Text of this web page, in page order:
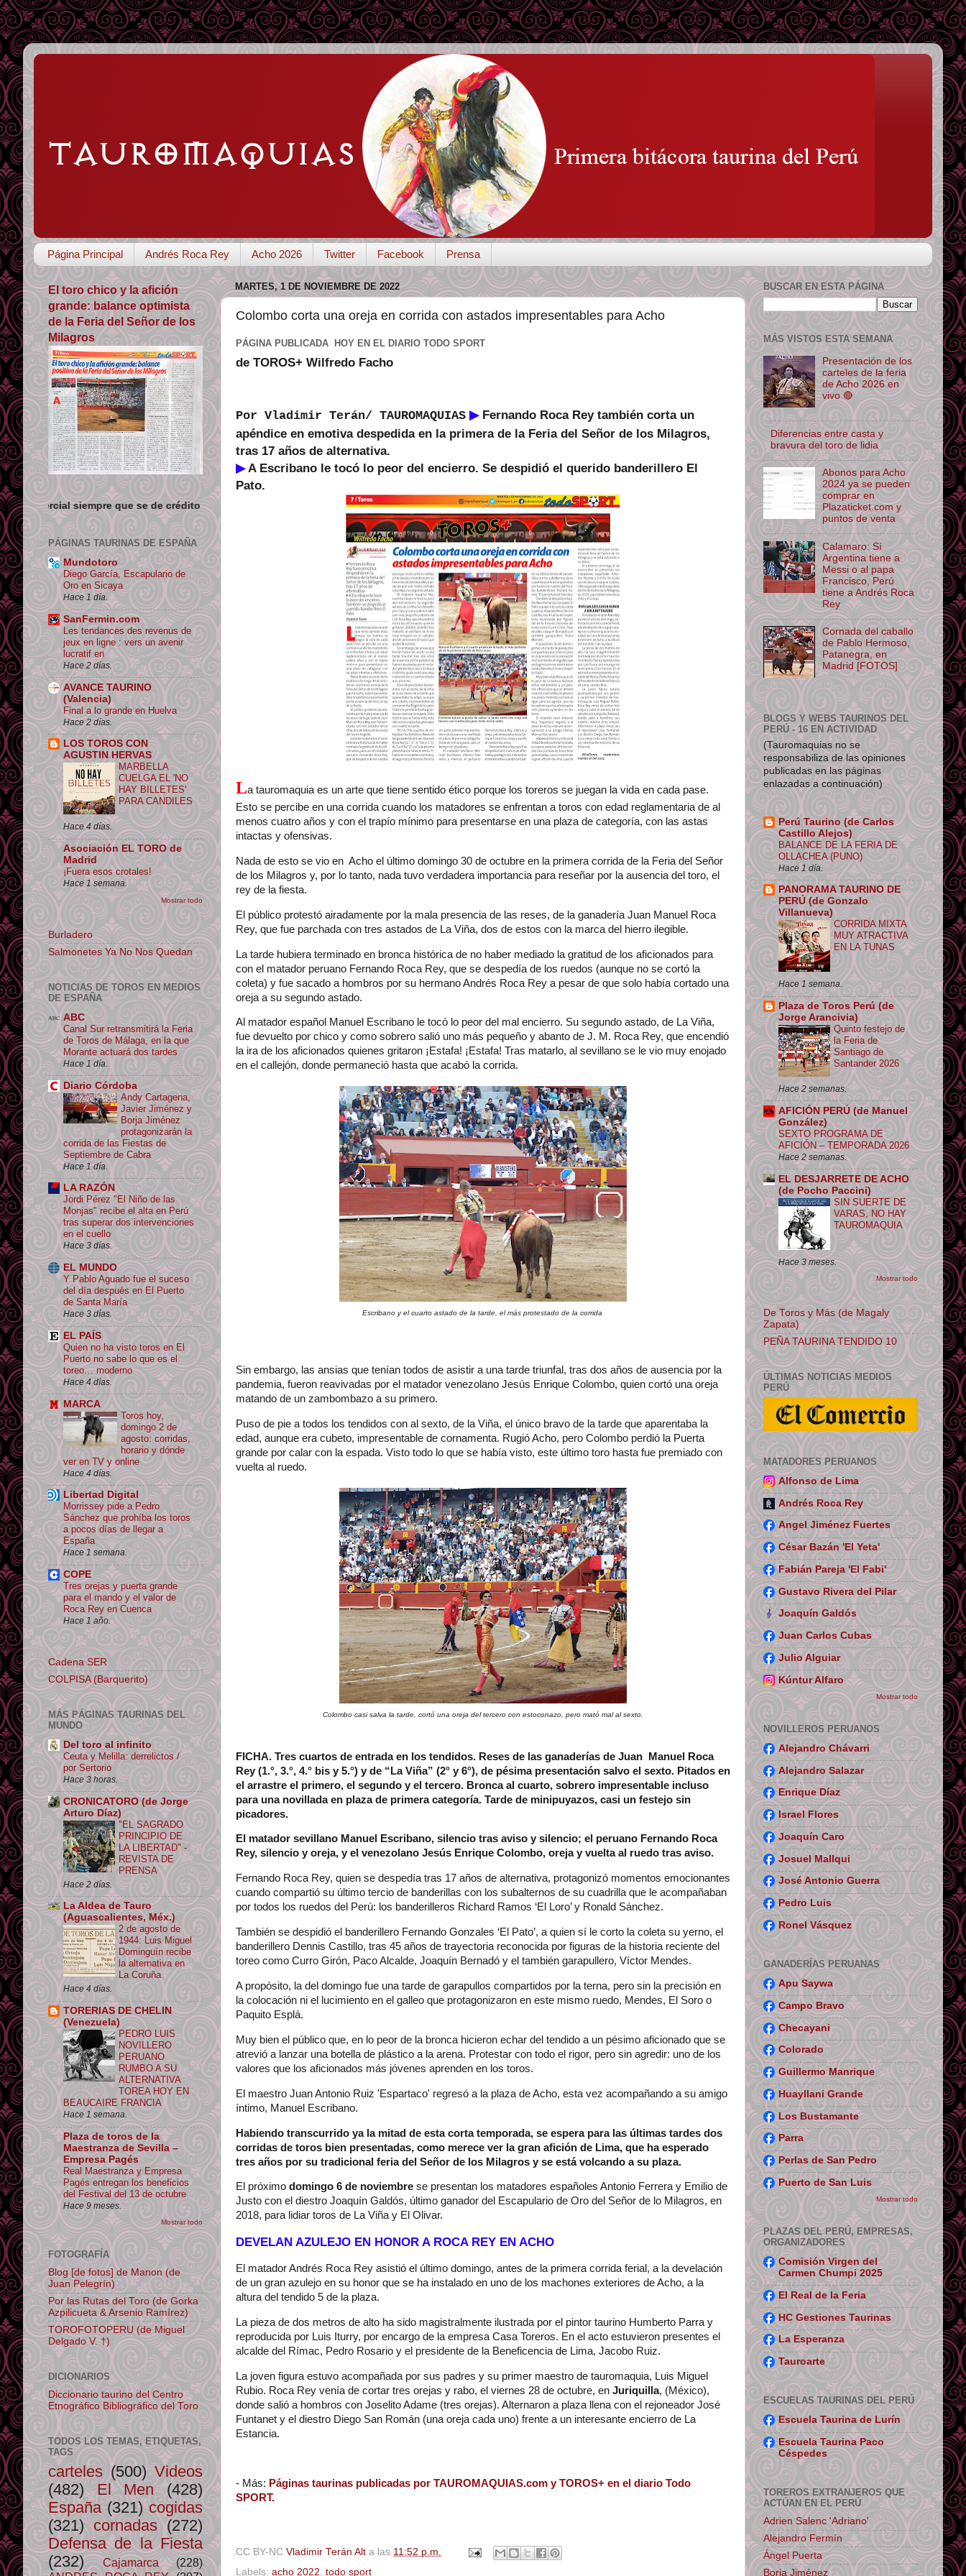
Página Principal Andrés Roca Rey Acho 2026 Twitter Facebook Prensa
MARTES, 1 DE NOVIEMBRE DE 2022
Colombo corta una oreja en corrida con astados impresentables para Acho
PÁGINA PUBLICADA HOY EN EL DIARIO TODO SPORT
de TOROS+ Wilfredo Facho
Por Vladimir Terán/ TAUROMAQUIAS ▶Fernando Roca Rey también corta un
apéndice en emotiva despedida en la primera de la Feria del Señor de los Milagros,
tras 17 años de alternativa.
▶A Escribano le tocó lo peor del encierro. Se despidió el querido banderillero El
Pato.
La tauromaquia es un arte que tiene sentido ético porque los toreros se juegan la vida en cada pase.
Esto se percibe en una corrida cuando los matadores se enfrentan a toros con edad reglamentaria de al
menos cuatro años y con el trapío mínimo para presentarse en una plaza de categoría, con las astas
intactas y ofensivas.
Nada de esto se vio en Acho el último domingo 30 de octubre en la primera corrida de la Feria del Señor
de los Milagros y, por lo tanto, nada tuvo verdadera importancia para reseñar por la ausencia del toro, el
rey de la fiesta.
El público protestó airadamente por la mala presencia de las reses, de la ganadería Juan Manuel Roca
Rey, que fue parchada con tres astados de La Viña, dos de estos con la marca del hierro ilegible.
La tarde hubiera terminado en bronca histórica de no haber mediado la gratitud de los aficionados para
con el matador peruano Fernando Roca Rey, que se despedía de los ruedos (aunque no se cortó la
coleta) y fue sacado a hombros por su hermano Andrés Roca Rey a pesar de que solo había cortado una
oreja a su segundo astado.
Al matador español Manuel Escribano le tocó lo peor del mal encierro. Su segundo astado, de La Viña,
fue devuelto por chico y como sobrero salió uno más pequeño y abanto de J. M. Roca Rey, que encendió
la ira de los aficionados quienes gritaron ¡Estafa! ¡Estafa! Tras matarlo, al sevillano se le vio muy enojado
en el callejón, donde permaneció hasta que acabó la corrida.
Escribano y el cuarto astado de la tarde, el más protestado de la corrida
Sin embargo, las ansias que tenían todos de asistir a una tarde triunfal, tras dos años de ausencia por la
pandemia, fueron reavivadas por el matador venezolano Jesús Enrique Colombo, quien cortó una oreja
matando de un zambombazo a su primero.
Puso de pie a todos los tendidos con al sexto, de la Viña, el único bravo de la tarde que aparentaba la
edad, aunque era cubeto, impresentable de cornamenta. Rugió Acho, pero Colombo perdió la Puerta
grande por calar con la espada. Visto todo lo que se había visto, este último toro hasta fue premiado con
vuelta al ruedo.
Colombo casi salva la tarde, cortó una oreja del tercero con estoconazo, pero mató mal al sexto.
FICHA. Tres cuartos de entrada en los tendidos. Reses de las ganaderías de Juan Manuel Roca
Rey (1.°, 3.°, 4.° bis y 5.°) y de “La Viña” (2° y 6°), de pésima presentación salvo el sexto. Pitados en
el arrastre el primero, el segundo y el tercero. Bronca al cuarto, sobrero impresentable incluso
para una novillada en plaza de primera categoría. Tarde de minipuyazos, casi un festejo sin
picadores.
El matador sevillano Manuel Escribano, silencio tras aviso y silencio; el peruano Fernando Roca
Rey, silencio y oreja, y el venezolano Jesús Enrique Colombo, oreja y vuelta al ruedo tras aviso.
Fernando Roca Rey, quien se despedía tras 17 años de alternativa, protagonizó momentos emocionantes
cuando compartió su último tercio de banderillas con los subalternos de su cuadrilla que le acompañaban
por todos los ruedos del Perú: los banderilleros Richard Ramos ‘El Loro’ y Ronald Sánchez.
También se despidió el banderillero Fernando Gonzales ‘El Pato’, a quien sí le corto la coleta su yerno, el
banderillero Dennis Castillo, tras 45 años de trayectoria reconocida por figuras de la historia reciente del
toreo como Curro Girón, Paco Alcalde, Joaquín Bernadó y el también garapullero, Víctor Mendes.
A propósito, la del domingo fue una tarde de garapullos compartidos por la terna, pero sin la precisión en
la colocación ni el lucimiento en el galleo que protagonizaron en este mismo ruedo, Mendes, El Soro o
Paquito Esplá.
Muy bien el público que, en lo peor de la bronca hicieron echar del tendido a un pésimo aficionado que se
atrevió a lanzar una botella de plástico a la arena. Protestar con todo el rigor, pero sin agredir: uno de los
valores que los aficionados más jóvenes aprenden en los toros.
El maestro Juan Antonio Ruiz 'Espartaco' regresó a la plaza de Acho, esta vez acompañando a su amigo
íntimo, Manuel Escribano.
Habiendo transcurrido ya la mitad de esta corta temporada, se espera para las últimas tardes dos
corridas de toros bien presentadas, como merece ver la gran afición de Lima, que ha esperado
tres años por su tradicional feria del Señor de los Milagros y se está volcando a su plaza.
El próximo domingo 6 de noviembre se presentan los matadores españoles Antonio Ferrera y Emilio de
Justo con el diestro Joaquín Galdós, último ganador del Escapulario de Oro del Señor de lo Milagros, en
2018, para lidiar toros de La Viña y El Olivar.
DEVELAN AZULEJO EN HONOR A ROCA REY EN ACHO
El matador Andrés Roca Rey asistió el último domingo, antes de la primera corrida ferial, a la develación
de un gran azulejo en su honor que se ha instalado en uno de los machones exteriores de Acho, a la
altura del tendido 5 de la plaza.
La pieza de dos metros de alto ha sido magistralmente ilustrada por el pintor taurino Humberto Parra y
reproducida por Luis Iturry, por encargo de la empresa Casa Toreros. En el acto estuvieron presentes el
alcalde del Rímac, Pedro Rosario y el presidente de la Beneficencia de Lima, Jacobo Ruiz.
La joven figura estuvo acompañada por sus padres y su primer maestro de tauromaquia, Luis Miguel
Rubio. Roca Rey venía de cortar tres orejas y rabo, el viernes 28 de octubre, en Juriquilla, (México),
donde salió a hombros con Joselito Adame (tres orejas). Alternaron a plaza llena con el rejoneador José
Funtanet y el diestro Diego San Román (una oreja cada uno) frente a un interesante encierro de La
Estancia.
- Más: Páginas taurinas publicadas por TAUROMAQUIAS.com y TOROS+ en el diario Todo
SPORT.
CC BY-NC Vladimir Terán Alt a las 11:52 p.m.
Labels: acho 2022 todo sport
El toro chico y la afición
grande: balance optimista
de la Feria del Señor de los
Milagros
que se de crédito y enlace su origen.
PÁGINAS TAURINAS DE ESPAÑA
Mundotoro
Diego García, Escapulario de
Oro en Sicaya
Hace 1 día.
SanFermin.com
Les tendances des revenus de
jeux en ligne : vers un avenir
lucratif en
Hace 2 días.
AVANCE TAURINO
(Valencia)
Final a lo grande en Huelva
Hace 2 días.
LOS TOROS CON
AGUSTIN HERVAS
MARBELLA
CUELGA EL 'NO
HAY BILLETES'
PARA CANDILES
Hace 4 días.
Asociación EL TORO de
Madrid
¡Fuera esos crotales!
Hace 1 semana.
Mostrar todo
Burladero
Salmonetes Ya No Nos Quedan
NOTICIAS DE TOROS EN MEDIOS
DE ESPAÑA
ABC
Canal Sur retransmitirá la Feria
de Toros de Málaga, en la que
Morante actuará dos tardes
Hace 1 día.
Diario Córdoba
Andy Cartagena,
Javier Jiménez y
Borja Jiménez
protagonizarán la
corrida de las Fiestas de
Septiembre de Cabra
Hace 1 día.
LA RAZÓN
Jordi Pérez "El Niño de las
Monjas" recibe el alta en Perú
tras superar dos intervenciones
en el cuello
Hace 3 días.
EL MUNDO
Y Pablo Aguado fue el suceso
del día después en El Puerto
de Santa María
Hace 3 días.
EL PAÍS
Quien no ha visto toros en El
Puerto no sabe lo que es el
toreo… moderno
Hace 4 días.
MARCA
Toros hoy,
domingo 2 de
agosto: corridas,
horario y dónde
ver en TV y online
Hace 4 días.
Libertad Digital
Morrissey pide a Pedro
Sánchez que prohíba los toros
a pocos días de llegar a
España
Hace 1 semana.
COPE
Tres orejas y puerta grande
para el mando y el valor de
Roca Rey en Cuenca
Hace 1 año.
Cadena SER
COLPISA (Barquerito)
MÁS PÁGINAS TAURINAS DEL
MUNDO
Del toro al infinito
Ceuta y Melilla: derrelictos /
por Sertorio
Hace 3 horas.
CRONICATORO (de Jorge
Arturo Díaz)
"EL SAGRADO
PRINCIPIO DE
LA LIBERTAD" -
REVISTA DE
PRENSA
Hace 2 días.
La Aldea de Tauro
(Aguascalientes, Méx.)
2 de agosto de
1944: Luis Miguel
Dominguín recibe
la alternativa en
La Coruña
Hace 4 días.
TORERIAS DE CHELIN
(Venezuela)
PEDRO LUIS
NOVILLERO
PERUANO
RUMBO A SU
ALTERNATIVA
TOREA HOY EN
BEAUCAIRE FRANCIA
Hace 1 semana.
Plaza de toros de la
Maestranza de Sevilla –
Empresa Pagés
Real Maestranza y Empresa
Pagés entregan los beneficios
del Festival del 13 de octubre
Hace 9 meses.
Mostrar todo
FOTOGRAFÍA
Blog [de fotos] de Manon (de
Juan Pelegrín)
Por las Rutas del Toro (de Gorka
Azpilicueta & Arsenio Ramírez)
TOROFOTOPERU (de Miguel
Delgado V. †)
DICIONARIOS
Diccionario taurino del Centro
Etnográfico Bibliográfico del Toro
TODOS LOS TEMAS, ETIQUETAS,
TAGS
carteles (500) Videos
(482)
El Men
(428)
España (321) cogidas
(321) cornadas (272)
Defensa de la Fiesta
(232)
Cajamarca
(228)
BUSCAR EN ESTA PÁGINA
MÁS VISTOS ESTA SEMANA
Presentación de los
carteles de la feria
de Acho 2026 en
vivo 🔴
Diferencias entre casta y
bravura del toro de lidia
Abonos para Acho
2024 ya se pueden
comprar en
Plazaticket.com y
puntos de venta
Calamaro: Sí
Argentina tiene a
Messi o al papa
Francisco, Perú
tiene a Andrés Roca
Rey
Cornada del caballo
de Pablo Hermoso,
Patanegra, en
Madrid [FOTOS]
BLOGS Y WEBS TAURINOS DEL
PERÚ - 16 EN ACTIVIDAD
(Tauromaquias no se
responsabiliza de las opiniones
publicadas en las páginas
enlazadas a continuación)
Perú Taurino (de Carlos
Castillo Alejos)
BALANCE DE LA FERIA DE
OLLACHEA (PUNO)
Hace 1 día.
PANORAMA TAURINO DE
PERÚ (de Gonzalo
Villanueva)
CORRIDA MIXTA
MUY ATRACTIVA
EN LA TUNAS
Hace 1 semana.
Plaza de Toros Perú (de
Jorge Arancivia)
Quinto festejo de
la Feria de
Santiago de
Santander 2026
Hace 2 semanas.
AFICIÓN PERÚ (de Manuel
González)
SEXTO PROGRAMA DE
AFICIÓN – TEMPORADA 2026
Hace 2 semanas.
EL DESJARRETE DE ACHO
(de Pocho Paccini)
SIN SUERTE DE
VARAS, NO HAY
TAUROMAQUIA
Hace 3 meses.
Mostrar todo
De Toros y Más (de Magaly
Zapata)
PEÑA TAURINA TENDIDO 10
ÚLTIMAS NOTICIAS MEDIOS
PERÚ
MATADORES PERUANOS
Alfonso de Lima
Andrés Roca Rey
Angel Jiménez Fuertes
César Bazán 'El Yeta'
Fabián Pareja 'El Fabi'
Gustavo Rivera del Pilar
Joaquín Galdós
Juan Carlos Cubas
Julio Alguiar
Kúntur Alfaro
Mostrar todo
NOVILLEROS PERUANOS
Alejandro Chávarri
Alejandro Salazar
Enrique Díaz
Israel Flores
Joaquín Caro
Josuel Mallqui
José Antonio Guerra
Pedro Luis
Ronel Vásquez
GANADERÍAS PERUANAS
Apu Saywa
Campo Bravo
Checayani
Colorado
Guillermo Manrique
Huayllani Grande
Los Bustamante
Parra
Perlas de San Pedro
Puerto de San Luis
Mostrar todo
PLAZAS DEL PERÚ, EMPRESAS,
ORGANIZADORES
Comisión Virgen del
Carmen Chumpi 2025
El Real de la Feria
HC Gestiones Taurinas
La Esperanza
Tauroarte
ESCUELAS TAURINAS DEL PERÚ
Escuela Taurina de Lurín
Escuela Taurina Paco
Céspedes
TOREROS EXTRANJEROS QUE
ACTÚAN EN EL PERÚ
Adrien Salenc 'Adriano'
Alejandro Fermín
Ángel Puerta
Borja Jiménez